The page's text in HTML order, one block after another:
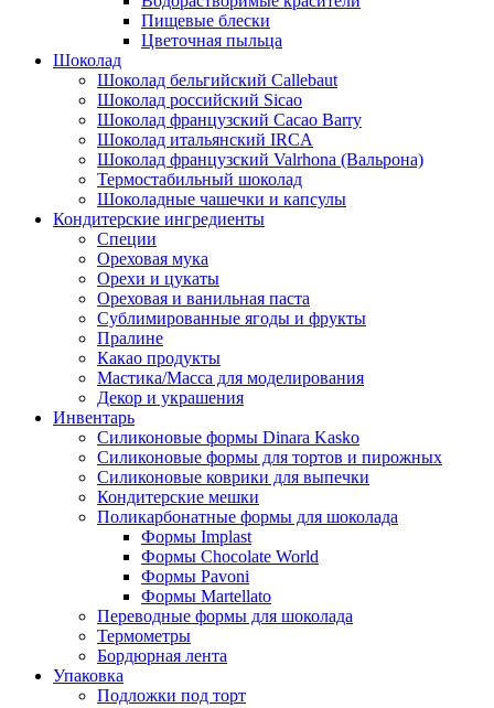
Пищевые блески
Цветочная пыльца
Шоколад
Шоколад бельгийский Callebaut
Шоколад российский Sicao
Шоколад французский Cacao Barry
Шоколад итальянский IRCA
Шоколад французский Valrhona (Вальрона)
Термостабильный шоколад
Шоколадные чашечки и капсулы
Кондитерские ингредиенты
Специи
Ореховая мука
Орехи и цукаты
Ореховая и ванильная паста
Сублимированные ягоды и фрукты
Пралине
Какао продукты
Мастика/Масса для моделирования
Декор и украшения
Инвентарь
Силиконовые формы Dinara Kasko
Силиконовые формы для тортов и пирожных
Силиконовые коврики для выпечки
Кондитерские мешки
Поликарбонатные формы для шоколада
Формы Implast
Формы Chocolate World
Формы Pavoni
Формы Martellato
Переводные формы для шоколада
Термометры
Бордюрная лента
Упаковка
Подложки под торт